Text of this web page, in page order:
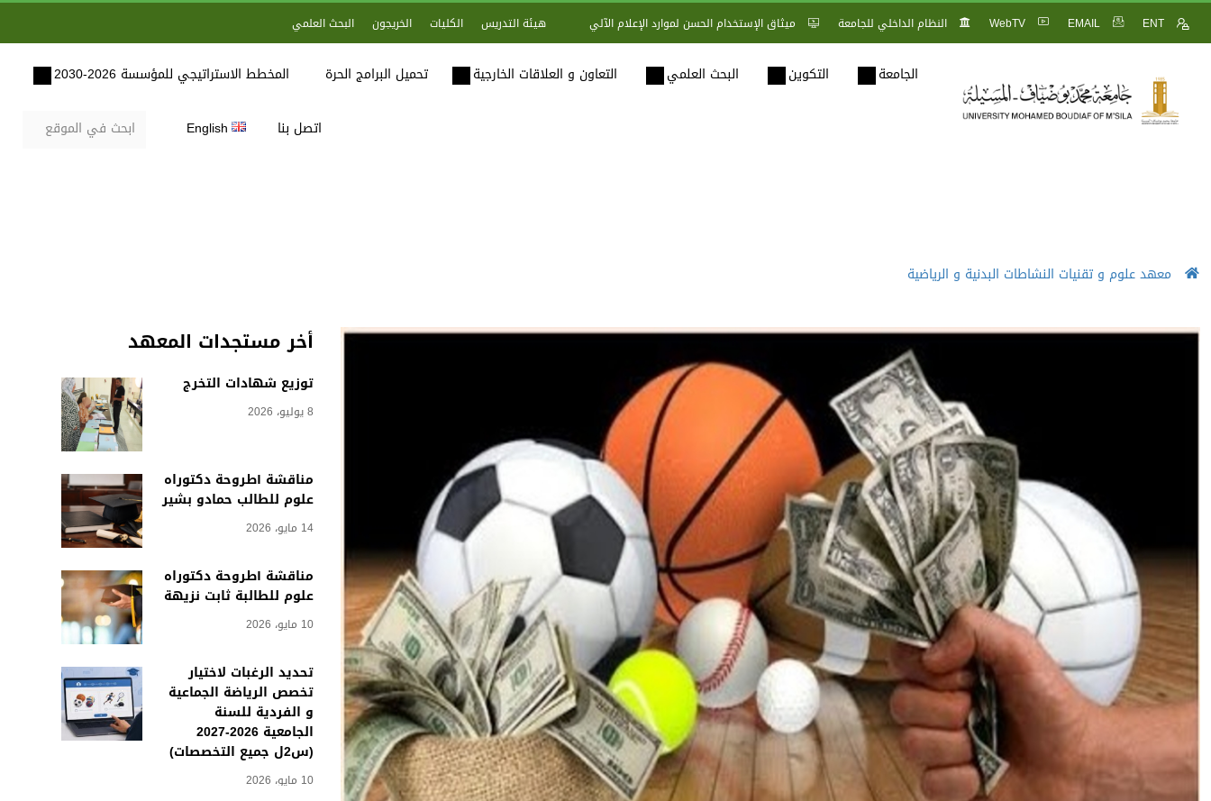
ENT
EMAIL
WebTV النظام الداخلي للجامعة ميثاق الإستخدام الحسن لموارد الإعلام الآلي هيئة التدريس الكليات الخريجون البحث العلمي
الجامعة التكوين البحث العلمي التعاون و العلاقات الخارجية تحميل البرامج الحرة المخطط الاستراتيجي للمؤسسة 2026-2030
اتصل بنا English
معهد علوم و تقنيات النشاطات البدنية و الرياضية
أخر مستجدات المعهد
توزيع شهادات التخرج
8 يوليو، 2026
مناقشة أطروحة دكتوراه
علوم للطالب حمادو بشير
14 مايو، 2026
مناقشة أطروحة دكتوراه
علوم للطالبة ثابت نزيهة
10 مايو، 2026
تحديد الرغبات لاختيار
تخصص الرياضة الجماعية
و الفردية للسنة
الجامعية 2026-2027
(س2ل جميع التخصصات)
10 مايو، 2026